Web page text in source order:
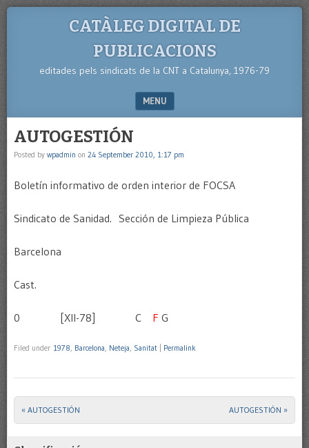
CATÀLEG DIGITAL DE
PUBLICACIONS
editades pels sindicats de la CNT a Catalunya, 1976-79
MENU
AUTOGESTIÓN
Posted by wpadmin on 24 September 2010, 1:17 pm
Boletín informativo de orden interior de FOCSA
Sindicato de Sanidad. Sección de Limpieza Pública
Barcelona
Cast.
0 [XII-78] C F G
Filed under 1978, Barcelona, Neteja, Sanitat Permalink
Post navigation
« AUTOGESTIÓN AUTOGESTIÓN »